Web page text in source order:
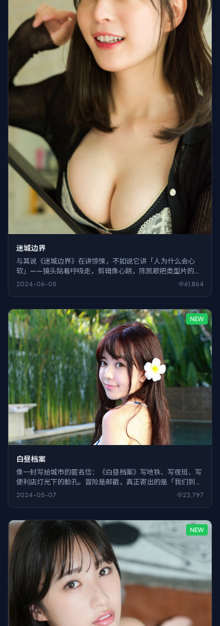
迷城边界
与其说《迷城边界》在讲惊悚，不如说它讲「人为什么会心
软」——镜头贴着呼吸走，剪辑像心跳，陈凯歌把类型片的壳
子敲开，露出里面灰白色的日常。
2024-06-05 61,864
NEW
白昼档案
像一封写给城市的匿名信：《白昼档案》写地铁、写夜班、写
便利店灯光下的脸孔。冒险是邮戳，真正寄出的是「我们到底
在忙什么」。
2024-05-07 23,797
NEW